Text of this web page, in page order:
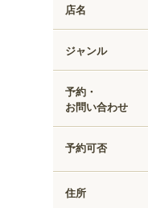
店名
ジャンル
予約・
お問い合わせ
予約可否
住所